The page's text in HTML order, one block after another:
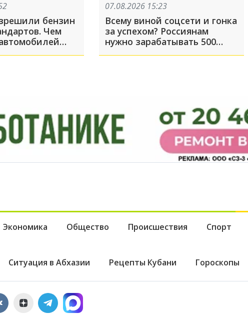
бензин
Чем
топливо?
07.08.2026 15:23
Всему виной соцсети и гонка
за успехом? Россиянам
нужно зарабатывать 500
тысяч рублей в месяц, чтобы
Экономика Общество Происшествия Спорт
Ситуация в Абхазии Рецепты Кубани Гороскопы